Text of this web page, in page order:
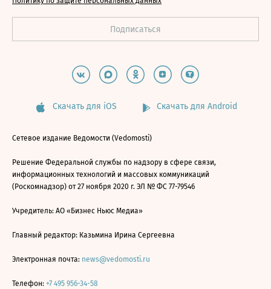
Скачать для iOS Скачать для Android
Сетевое издание Ведомости (Vedomosti)
Решение Федеральной службы по надзору в сфере связи,
информационных технологий и массовых коммуникаций
(Роскомнадзор) от 27 ноября 2020 г. ЭЛ № ФС 77-79546
Учредитель: АО «Бизнес Ньюс Медиа»
Главный редактор: Казьмина Ирина Сергеевна
Электронная почта: news@vedomosti.ru
Телефон: +7 495 956-34-58